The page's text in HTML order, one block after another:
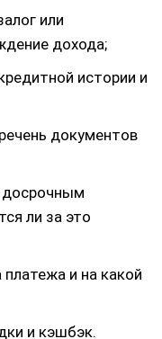
или
дохода;
истории и
документов
досрочным
ли за это
и на какой
и кэшбэк.